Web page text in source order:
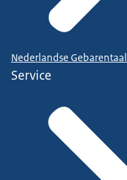
Nederlandse Gebarentaal
Service